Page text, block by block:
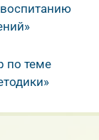
по теме